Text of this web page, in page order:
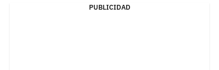
PUBLICIDAD